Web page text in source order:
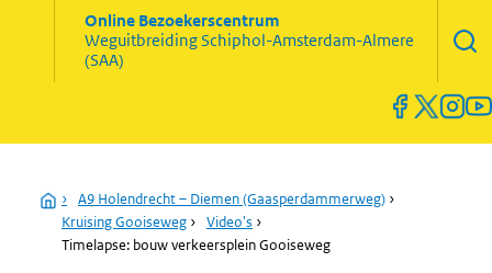
Online Bezoekerscentrum
WeguitbreidingSchiphol-Amsterdam-Almere
(SAA)
Home
› A9 Holendrecht – Diemen (Gaasperdammerweg) ›
Kruising Gooiseweg › Video's ›
Timelapse: bouw verkeersplein Gooiseweg